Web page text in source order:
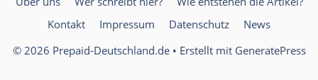
Kontakt
Impressum Datenschutz
News
© 2026 Prepaid-Deutschland.de• Erstellt mit GeneratePress